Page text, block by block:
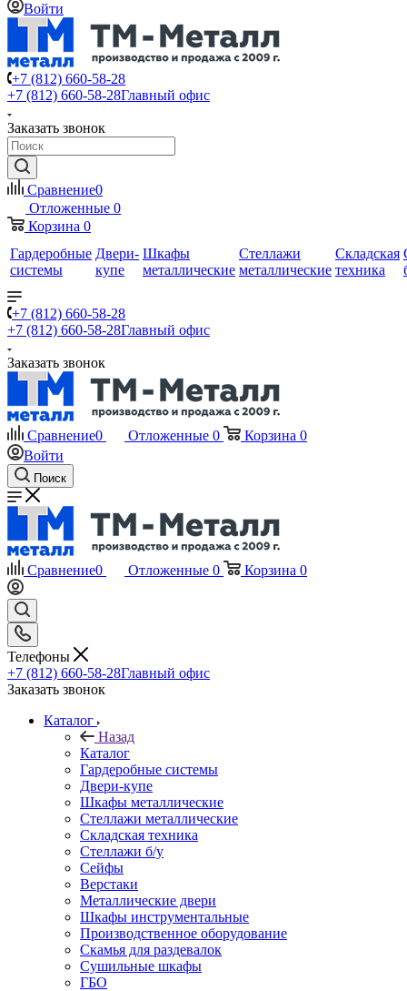
Войти
+7 (812) 660-58-28
+7 (812) 660-58-28Главный офис
Заказать звонок
Сравнение0
Отложенные 0
Корзина 0
Гардеробные
системы
Двери-
купе
Шкафы
металлические
Стеллажи
металлические
Складская
техника
+7 (812) 660-58-28
+7 (812) 660-58-28Главный офис
Заказать звонок
Сравнение0 Отложенные 0 Корзина 0
Войти
Поиск
Сравнение0 Отложенные 0 Корзина 0
Телефоны
+7 (812) 660-58-28Главный офис
Заказать звонок
Каталог
Назад
Каталог
Гардеробные системы
Двери-купе
Шкафы металлические
Стеллажи металлические
Складская техника
Стеллажи б/у
Сейфы
Верстаки
Металлические двери
Шкафы инструментальные
Производственное оборудование
Скамья для раздевалок
Сушильные шкафы
ГБО